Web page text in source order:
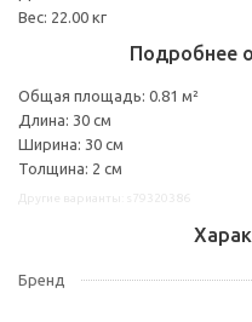
Вес: 22.00 кг
Подробнее
Общая площадь: 0.81 м²
Длина: 30 см
Ширина: 30 см
Толщина: 2 см
Бренд